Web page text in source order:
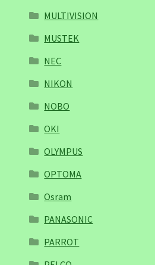
MULTIVISION
MUSTEK
NEC
NIKON
NOBO
OKI
OLYMPUS
OPTOMA
Osram
PANASONIC
PARROT